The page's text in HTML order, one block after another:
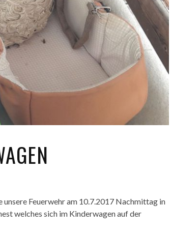
Feuerwehr am 10.7.2017 Nachmittag in
welches sich im Kinderwagen auf der